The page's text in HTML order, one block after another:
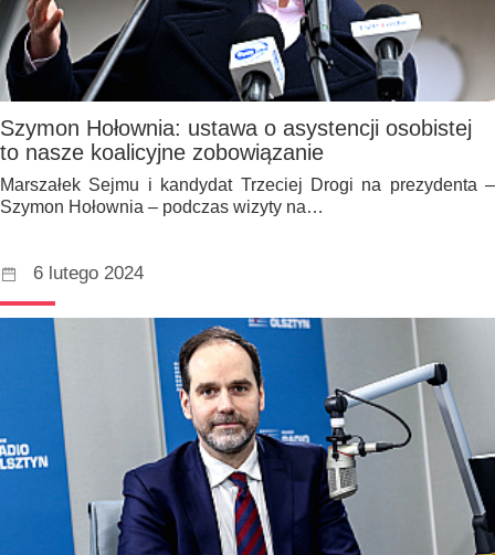
Szymon Hołownia: ustawa o asystencji osobistej
to nasze koalicyjne zobowiązanie
Marszałek Sejmu i kandydat Trzeciej Drogi na prezydenta –
Szymon Hołownia – podczas wizyty na…
6 lutego 2024